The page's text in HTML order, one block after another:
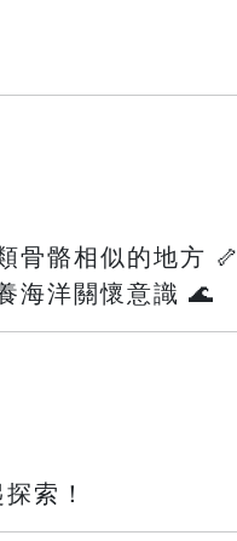
骨骼相似的地方 🦴
海洋關懷意識 🌊
索！